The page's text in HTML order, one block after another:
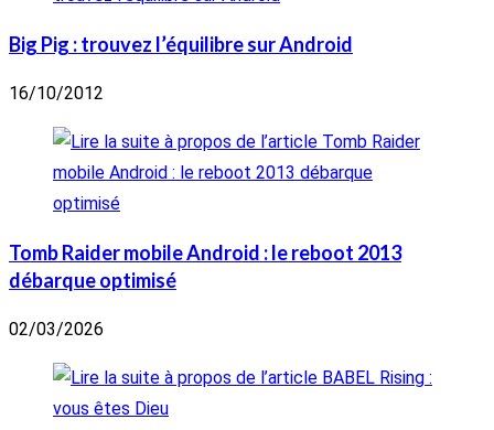
Big Pig : trouvez l’équilibre sur Android
16/10/2012
Tomb Raider mobile Android : le reboot 2013
débarque optimisé
02/03/2026